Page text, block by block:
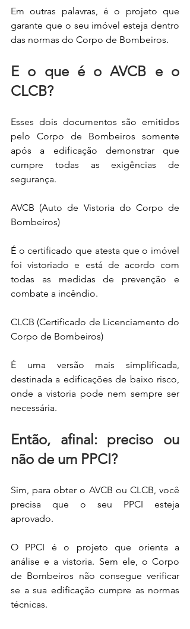
Em outras palavras, é o projeto que
garante que o seu imóvel esteja dentro
das normas do Corpo de Bombeiros.
E o que é o AVCB e o
CLCB?
Esses dois documentos são emitidos
pelo Corpo de Bombeiros somente
após a edificação demonstrar que
cumpre todas as exigências de
segurança.
AVCB (Auto de Vistoria do Corpo de
Bombeiros)
É o certificado que atesta que o imóvel
foi vistoriado e está de acordo com
todas as medidas de prevenção e
combate a incêndio.
CLCB (Certificado de Licenciamento do
Corpo de Bombeiros)
É uma versão mais simplificada,
destinada a edificações de baixo risco,
onde a vistoria pode nem sempre ser
necessária.
Então, afinal: preciso ou
não de um PPCI?
Sim, para obter o AVCB ou CLCB, você
precisa que o seu PPCI esteja
aprovado.
O PPCI é o projeto que orienta a
análise e a vistoria. Sem ele, o Corpo
de Bombeiros não consegue verificar
se a sua edificação cumpre as normas
técnicas.